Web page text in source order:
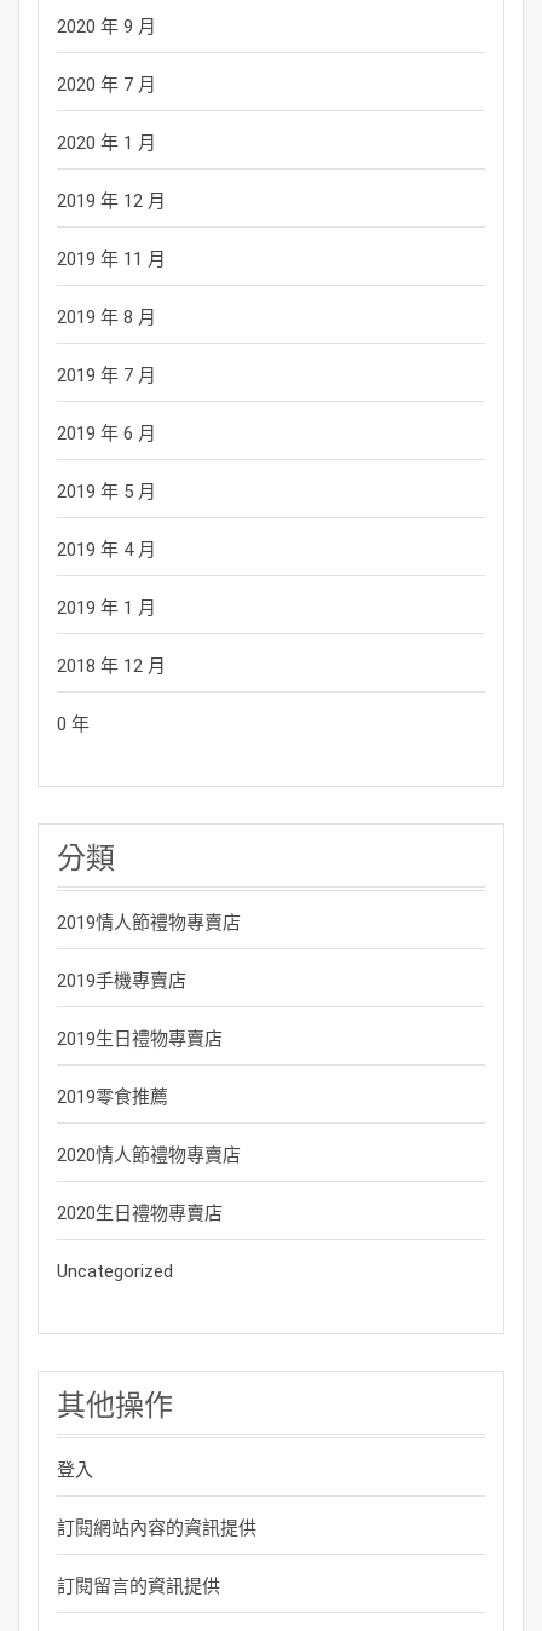
2020 年 9 月
2020 年 7 月
2020 年 1 月
2019 年 12 月
2019 年 11 月
2019 年 8 月
2019 年 7 月
2019 年 6 月
2019 年 5 月
2019 年 4 月
2019 年 1 月
2018 年 12 月
0 年
分類
2019情人節禮物專賣店
2019手機專賣店
2019生日禮物專賣店
2019零食推薦
2020情人節禮物專賣店
2020生日禮物專賣店
Uncategorized
其他操作
登入
訂閱網站內容的資訊提供
訂閱留言的資訊提供